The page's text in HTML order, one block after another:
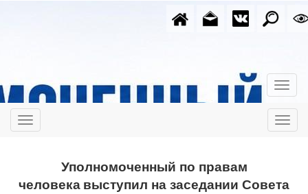
Уполномоченный по правам
человекавыступил на заседании Совета